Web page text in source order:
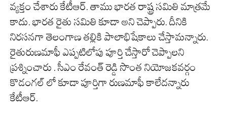
వ్యక్తం చేశారు కేటీఆర్. తాము భారత రాష్ట్ర సమితి మాత్రమే
కాదు. భారత రైతు సమితి కూడా అని చెప్పారు. దీనికి
నిరసనగా తెలంగాణ తల్లికి పాలాభిషేకాలు చేస్తామన్నారు.
రైతురుణమాఫీ ఎప్పటిలోపు పూర్తి చేస్తారో చెప్పాలని
ప్రశ్నించారు . సీఎం రేవంత్ రెడ్డి సొంత నియోజకవర్గం
కొడంగల్ లో కూడా పూర్తిగా రుణమాఫీ కాలేదన్నారు
కేటీఆర్.